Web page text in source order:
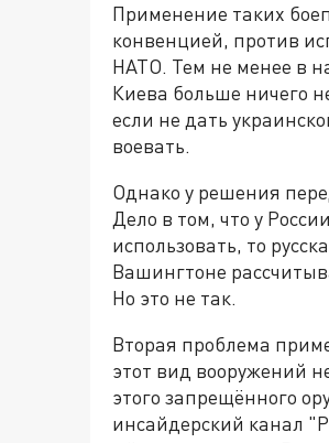
Применение таких
конвенцией, против
НАТО. Тем не менее в
Киева больше ничего
если не дать
воевать.
Однако у решения
Дело в том, что у
использовать, то
Вашингтоне
Но это не так.
Вторая проблема
этот вид вооружений
этого запрещённого
инсайдерский канал